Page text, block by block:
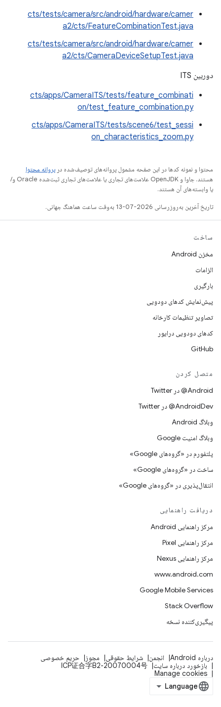
cts/tests/camera/src/android/hardware/camer
a2/cts/FeatureCombinationTest.java
cts/tests/camera/src/android/hardware/camer
a2/cts/CameraDeviceSetupTest.java
دوربین ITS
cts/apps/CameraITS/tests/feature_combinati
on/test_feature_combination.py
cts/apps/CameraITS/tests/scene6/test_sessi
on_characteristics_zoom.py
محتوا و نمونه کدها در این صفحه مشمول پروانه‌های توصیف‌شده در پروانه محتوا
هستند. جاوا و OpenJDK علامت‌های تجاری یا علامت‌های تجاری ثبت‌شده Oracle و/
یا وابسته‌های آن هستند.
تاریخ آخرین به‌روزرسانی 2026-07-13 به‌وقت ساعت هماهنگ جهانی.
ساخت
مخزن Android
الزامات
بارگیری
پیش‌نمایش کدهای دودویی
تصاویر تنظیمات کارخانه
کدهای دودویی درایور
GitHub
متصل کردن
Android@ در Twitter
AndroidDev@ در Twitter
وبلاگ Android
وبلاگ امنیت Google
پلتفورم در «گروه‌های Google»
ساخت در «گروه‌های Google»
انتقال‌پذیری در «گروه‌های Google»
دریافت راهنمایی
مرکز راهنمایی Android
مرکز راهنمایی Pixel
مرکز راهنمایی Nexus
www.android.com
Google Mobile Services
Stack Overflow
پیگیری‌کننده نسخه
درباره Android انجمن شرایط حقوقی مجوز
حریم خصوصی
بازخورد درباره سایت
ICP证合字B2-20070004号
Manage cookies